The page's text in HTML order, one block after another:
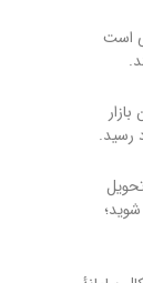
است
رسید.